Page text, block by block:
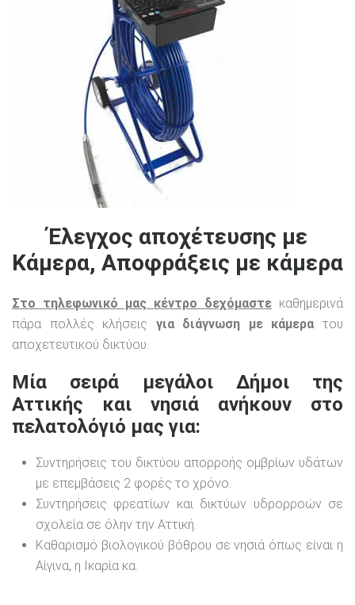
Έλεγχος αποχέτευσης με
Κάμερα, Αποφράξεις με κάμερα
Στο τηλεφωνικό μας κέντρο δεχόμαστε καθημερινά
πάρα πολλές κλήσεις για διάγνωση με κάμερα του
αποχετευτικού δικτύου.
Μία σειρά μεγάλοι Δήμοι της
Αττικής και νησιά ανήκουν στο
πελατολόγιό μας για:
Συντηρήσεις του δικτύου απορροής ομβρίων υδάτων
με επεμβάσεις 2 φορές το χρόνο.
Συντηρήσεις φρεατίων και δικτύων υδρορροών σε
σχολεία σε όλην την Αττική.
Καθαρισμό βιολογικού βόθρου σε νησιά όπως είναι η
Αίγινα, η Ικαρία κα.